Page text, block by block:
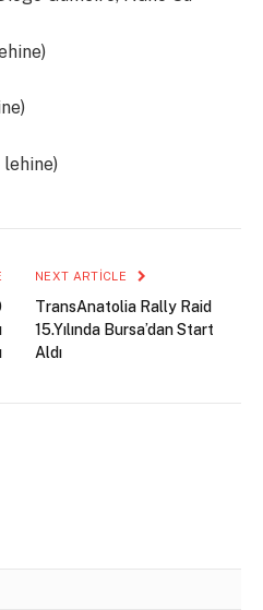
NEXT ARTICLE
TransAnatolia Rally Raid
15.Yılında Bursa’dan Start
Aldı